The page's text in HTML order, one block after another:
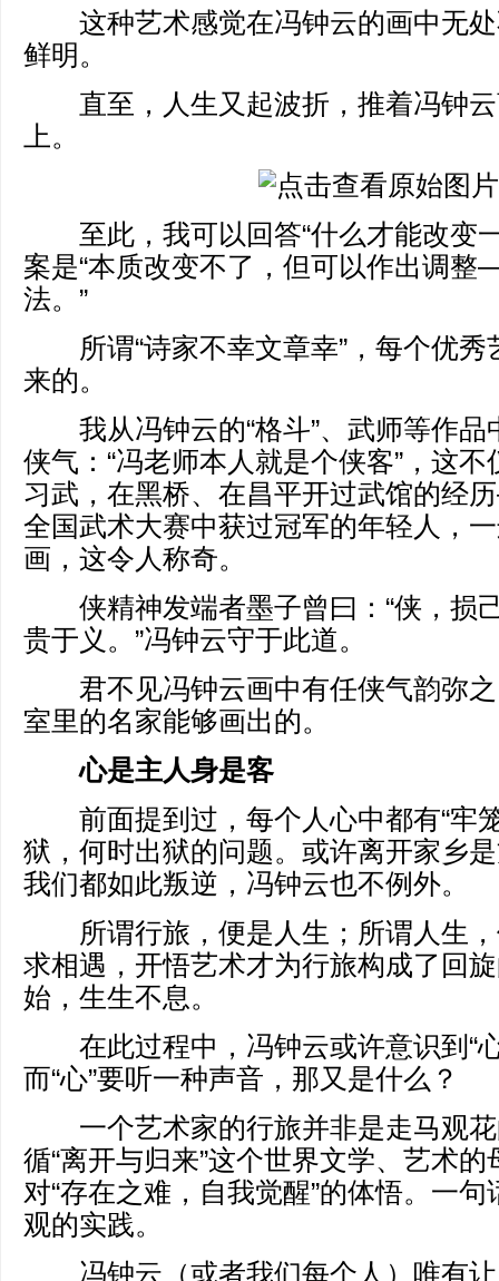
这种艺术感觉在冯钟云的画中无处
鲜明。
直至，人生又起波折，推着冯钟云
上。
至此，我可以回答“什么才能改变
案是“本质改变不了，但可以作出调
法。”
所谓“诗家不幸文章幸”，每个优秀
来的。
我从冯钟云的“格斗”、武师等作品
侠气：“冯老师本人就是个侠客”，这
习武，在黑桥、在昌平开过武馆的经
全国武术大赛中获过冠军的年轻人，
画，这令人称奇。
侠精神发端者墨子曾曰：“侠，损
贵于义。”冯钟云守于此道。
君不见冯钟云画中有任侠气韵弥之
室里的名家能够画出的。
心是主人身是客
前面提到过，每个人心中都有“牢
狱，何时出狱的问题。或许离开家乡
我们都如此叛逆，冯钟云也不例外。
所谓行旅，便是人生；所谓人生，
求相遇，开悟艺术才为行旅构成了回
始，生生不息。
在此过程中，冯钟云或许意识到“
而“心”要听一种声音，那又是什么？
一个艺术家的行旅并非是走马观花
循“离开与归来”这个世界文学、艺术
对“存在之难，自我觉醒”的体悟。一
观的实践。
冯钟云（或者我们每个人）唯有让